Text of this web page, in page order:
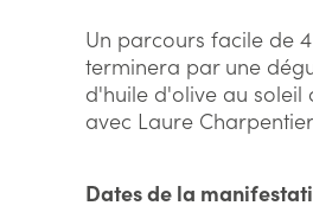
Un parcours facile de
terminera par une
d'huile d'olive au soleil
avec Laure
Dates de la